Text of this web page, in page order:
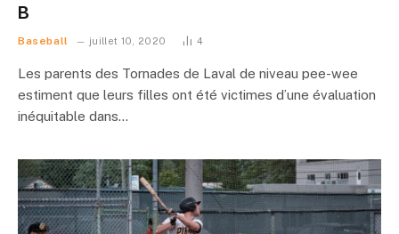
B
Baseball juillet 10, 2020 4
Les parents des Tornades de Laval de niveau pee-wee
estiment que leurs filles ont été victimes d’une évaluation
inéquitable dans…